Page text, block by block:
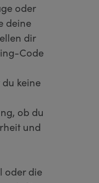
oder
deine
dir
Code
keine
ob du
und
oder die